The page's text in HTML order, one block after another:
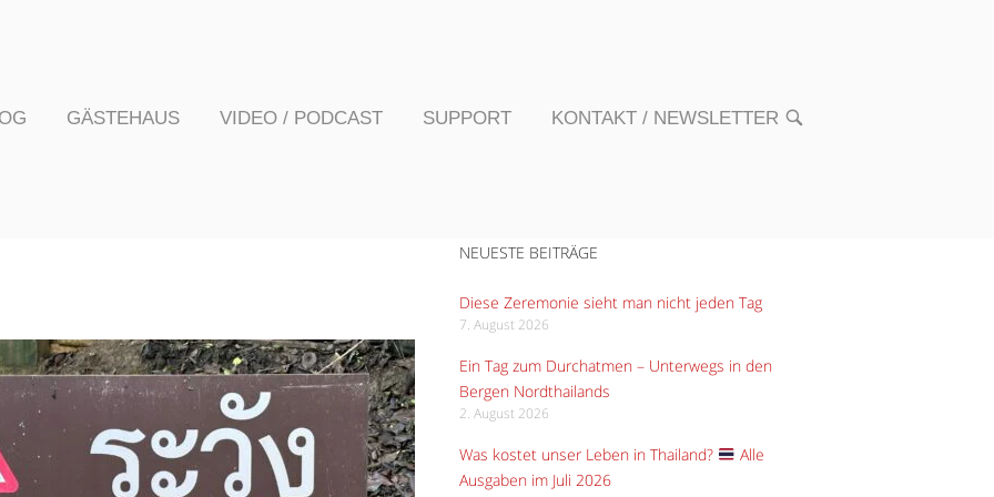
GÄSTEHAUS VIDEO / PODCAST SUPPORT KONTAKT / NEWSLETTER OPEN
NEUESTE BEITRÄGE
Diese Zeremonie sieht man nicht jeden Tag
7. August 2026
Ein Tag zum Durchatmen – Unterwegs in den
Bergen Nordthailands
2. August 2026
Was kostet unser Leben in Thailand?
Alle
Ausgaben im Juli 2026